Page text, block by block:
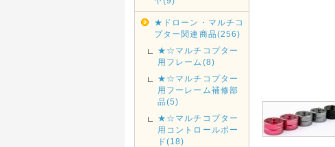
★ドローン・マルチコ
プター関連商品(256)
★☆マルチコプター
用フレーム(8)
★☆マルチコプター
用フーレーム補修部
品(5)
★☆マルチコプター
用コントロールボー
ド(18)